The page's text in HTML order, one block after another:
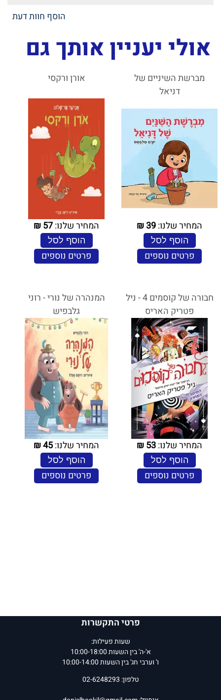
הוסף חוות דעת
אולי יעניין אותך גם
מברשת השיניים של
דניאל
המחיר שלנו:39
₪
הוסף לסל
פרטים נוספים
אורן ורקסי
המחיר שלנו:57
₪
הוסף לסל
פרטים נוספים
חבורה של קוסמים 4 - ניל
פטריק האריס
המחיר שלנו:53
₪
הוסף לסל
פרטים נוספים
המנהרה של נורי - רוני
גלבפיש
המחיר שלנו:45
₪
הוסף לסל
פרטים נוספים
פרטי התקשרות
שעות פעילות:
א'-ה' בין השעות 10:00-18:00
ו' וערבי חג' בין השעות 10:00-14:00
טלפון: 02-6248293